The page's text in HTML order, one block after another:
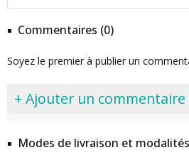
Commentaires (0)
Soyez le premier à publier un
+ Ajouter un commentaire
Modes de livraison et